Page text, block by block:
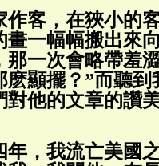
作客，在狹小的
畫一幅幅搬出來
一次會略帶羞
顯擺？”而聽到
對他的文章的讚
年，我流亡美國